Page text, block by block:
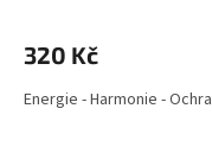
320 Kč
Energie - Harmonie -